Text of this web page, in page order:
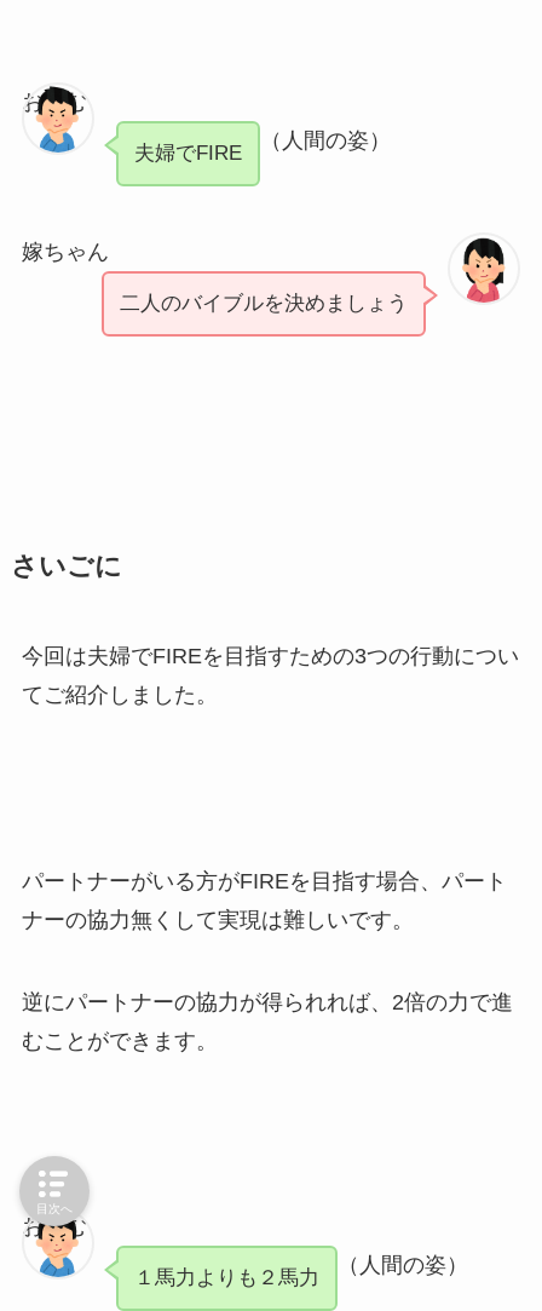
おさむ
（人間の姿）
夫婦でFIRE
嫁ちゃん
二人のバイブルを決めましょう
さいごに
今回は夫婦でFIREを目指すための3つの行動につい
てご紹介しました。
パートナーがいる方がFIREを目指す場合、パート
ナーの協力無くして実現は難しいです。
逆にパートナーの協力が得られれば、2倍の力で進
むことができます。
おさむ
（人間の姿）
１馬力よりも２馬力
目次へ